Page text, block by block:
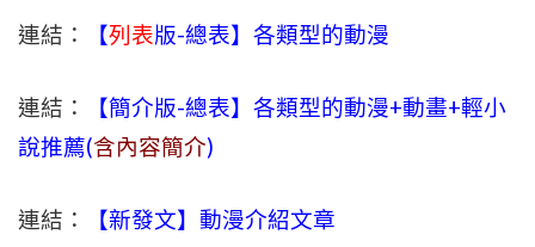
連結： 【列表版-總表】各類型的動漫
連結：
【簡介版-總表】各類型的動漫+動畫+輕小
說推薦(含內容簡介)
連結： 【新發文】動漫介紹文章